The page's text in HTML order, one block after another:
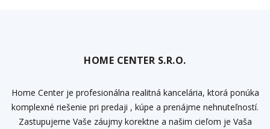
HOME CENTER S.R.O.
Home Center je profesionálna realitná kancelária, ktorá ponúka
komplexné riešenie pri predaji , kúpe a prenájme nehnuteľností.
Zastupujeme Vaše záujmy korektne a našim cieľom je Vaša